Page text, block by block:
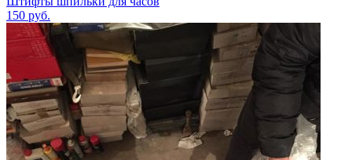
150 руб.